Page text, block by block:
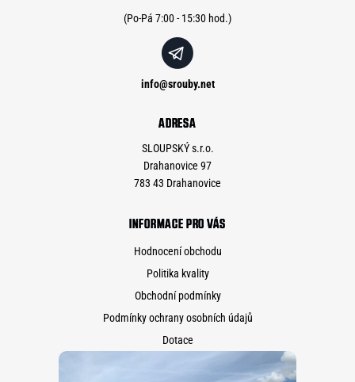
info@srouby.net
ADRESA
SLOUPSKÝ s.r.o.
Drahanovice 97
783 43 Drahanovice
INFORMACE PRO VÁS
Hodnocení obchodu
Politika kvality
Obchodní podmínky
Podmínky ochrany osobních údajů
Dotace